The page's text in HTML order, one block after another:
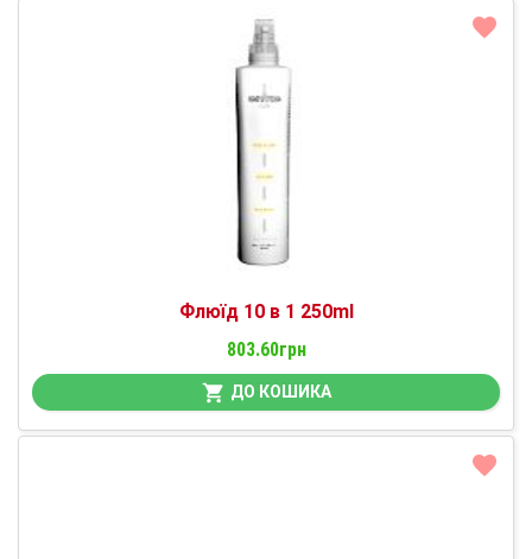
Флюїд 10 в 1 250ml
803.60грн
ДО КОШИКА